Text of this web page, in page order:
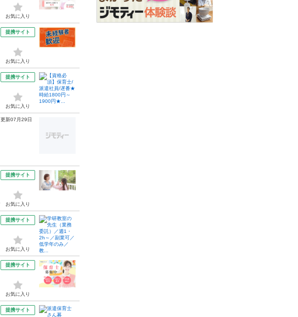
お気に入り
提携サイト
お気に入り
提携サイト
お気に入り
更新07月29日
提携サイト
お気に入り
提携サイト
お気に入り
提携サイト
お気に入り
提携サイト